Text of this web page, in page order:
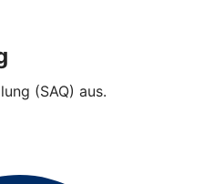
(SAQ) aus.